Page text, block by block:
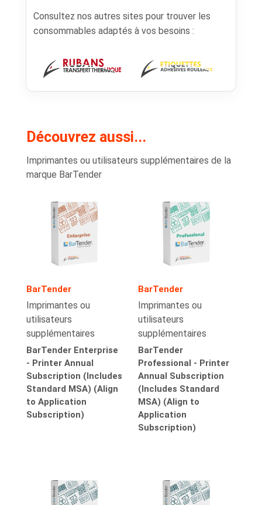
Consultez nos autres sites pour trouver les
consommables adaptés à vos besoins :
Découvrez aussi...
Imprimantes ou utilisateurs supplémentaires de la
marque BarTender
BarTender
Imprimantes ou
utilisateurs
supplémentaires
BarTender Enterprise
- Printer Annual
Subscription (Includes
Standard MSA) (Align
to Application
Subscription)
BarTender
Imprimantes ou
utilisateurs
supplémentaires
BarTender
Professional - Printer
Annual Subscription
(Includes Standard
MSA) (Align to
Application
Subscription)